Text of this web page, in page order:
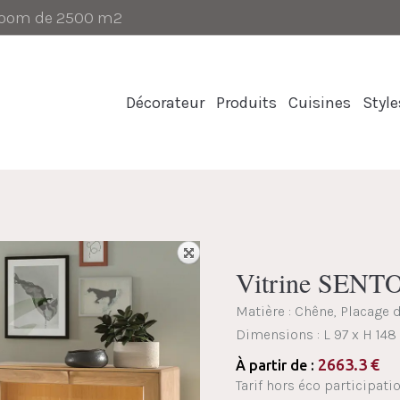
de 2500 m2
Décorateur Produits Cuisines
Vitrine
Matière : Chêne, Placage
Dimensions : L 97 x H
À partir de : 2663.3 €
Tarif hors éco